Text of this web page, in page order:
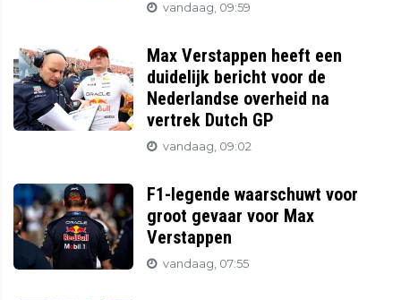
vandaag, 09:59
Max Verstappen heeft een
duidelijk bericht voor de
Nederlandse overheid na
vertrek Dutch GP
vandaag, 09:02
F1-legende waarschuwt voor
groot gevaar voor Max
Verstappen
vandaag, 07:55